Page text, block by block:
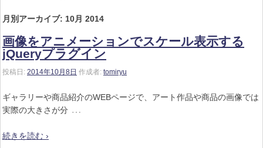
月別アーカイブ: 10月 2014
画像をアニメーションでスケール表示する
jQueryプラグイン
投稿日: 2014年10月8日 作成者: tomiryu
ギャラリーや商品紹介のWEBページで、アート作品や商品の画像では
実際の大きさが分 …
続きを読む ›